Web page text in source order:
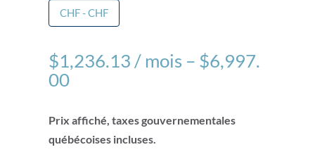
CHF - CHF
$1,236.13 / mois – $6,997.
00
Prix affiché, taxes gouvernementales
québécoises incluses.